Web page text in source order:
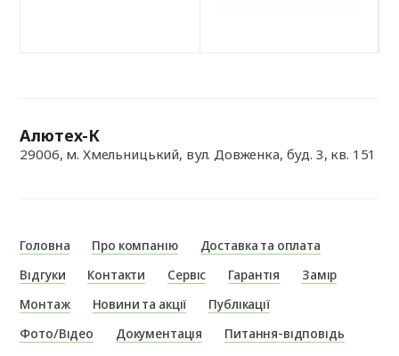
Алютех-К
29006, м. Хмельницький, вул. Довженка, буд. 3, кв. 151
Головна Про компанію
Доставка та оплата
Відгуки
Контакти Сервіс Гарантія
Замір
Монтаж
Новини та акції
Публікації
Фото/Відео
Документація Питання-відповідь